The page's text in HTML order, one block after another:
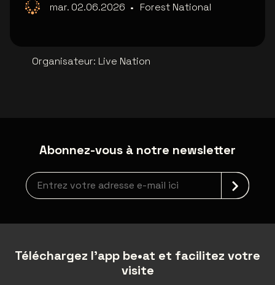
mar. 02.06.2026 • Forest National
Organisateur: Live Nation
Abonnez-vous à notre newsletter
Inscription à la newsletter
Téléchargez l'app be•at et facilitez votre
visite